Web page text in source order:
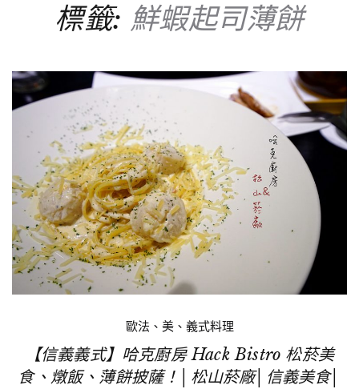
標籤: 鮮蝦起司薄餅
歐法、美、義式料理
【信義義式】哈克廚房 Hack Bistro 松菸美
食、燉飯、薄餅披薩！│松山菸廠│信義美食│